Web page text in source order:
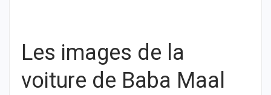
Les images de la
voiture de Baba Maal